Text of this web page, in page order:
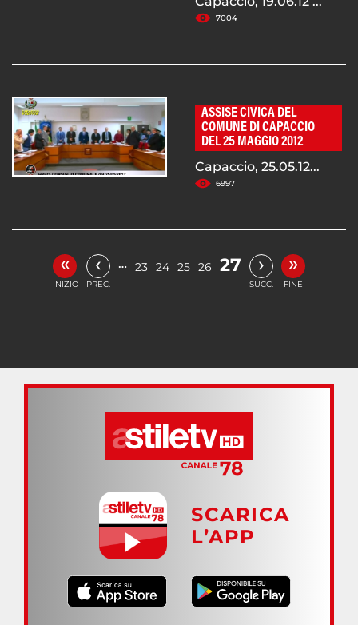
7004
ASSISE CIVICA DEL
COMUNE DI CAPACCIO
DEL 25 MAGGIO 2012
Capaccio, 25.05.12...
6997
«
INIZIO
‹
PREC.
… 23 24 25 26 27 ›
SUCC.
»
FINE
SCARICA
L’APP